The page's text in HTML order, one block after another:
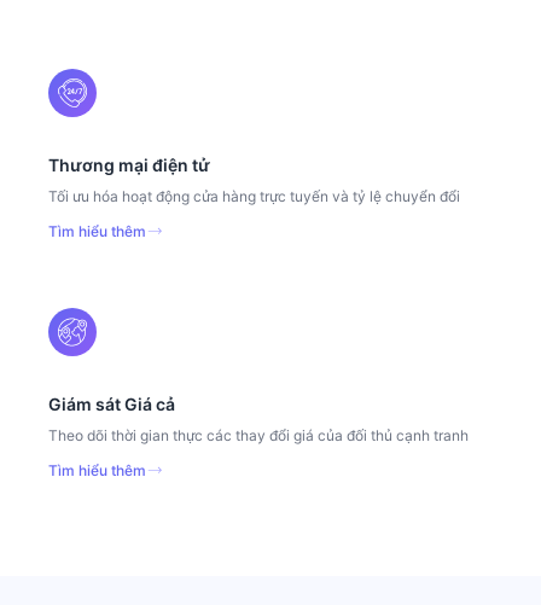
Thương mại điện tử
Tối ưu hóa hoạt động cửa hàng trực tuyến và tỷ lệ chuyển đổi
Tìm hiểu thêm
Giám sát Giá cả
Theo dõi thời gian thực các thay đổi giá của đối thủ cạnh tranh
Tìm hiểu thêm